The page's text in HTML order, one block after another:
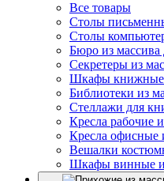
Все товары
Столы
Столы
Бюро из массива
Секретеры из
Шкафы книжные
Библиотеки из
Стеллажи для
Кресла рабочие
Кресла офисные
Вешалки
Шкафы винные